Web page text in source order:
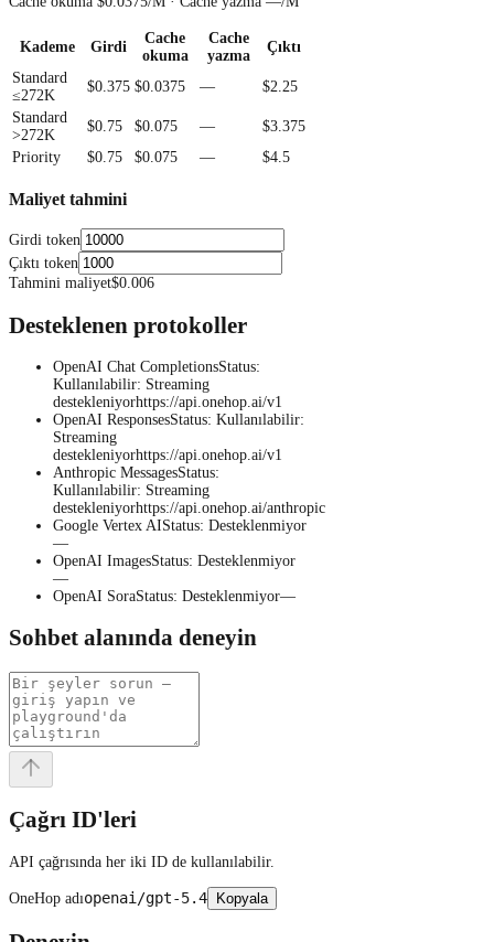
Kademe Girdi
Cache
okuma
Cache
yazma
Çıktı
Standard
≤272K
$0.375 $0.0375 —
$2.25
Standard
>272K
$0.75 $0.075 —
$3.375
Priority
$0.75 $0.075 — $4.5
Maliyet tahmini
Girdi token
Çıktı token
Tahmini maliyet$0.006
Desteklenen protokoller
OpenAI Chat CompletionsStatus:
Kullanılabilir: Streaming
destekleniyorhttps://api.onehop.ai/v1
OpenAI ResponsesStatus: Kullanılabilir:
Streaming
destekleniyorhttps://api.onehop.ai/v1
Anthropic MessagesStatus:
Kullanılabilir: Streaming
destekleniyorhttps://api.onehop.ai/anthropic
Google Vertex AIStatus: Desteklenmiyor
—
OpenAI ImagesStatus: Desteklenmiyor
—
OpenAI SoraStatus: Desteklenmiyor—
Sohbet alanında deneyin
Çağrı ID'leri
API çağrısında her iki ID de kullanılabilir.
OneHop adıopenai/gpt-5.4 Kopyala